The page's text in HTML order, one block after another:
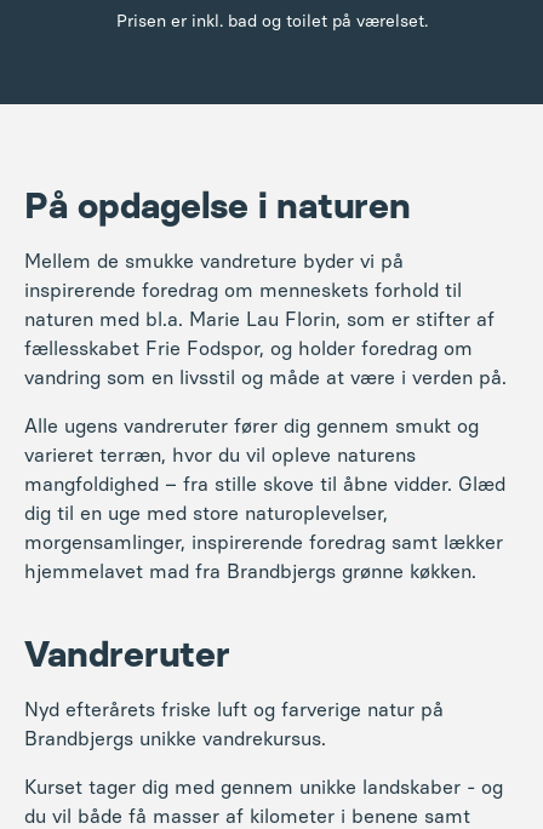
Prisen er inkl. bad og toilet på værelset.
På opdagelse i naturen
Mellem de smukke vandreture byder vi på
inspirerende foredrag om menneskets forhold til
naturen med bl.a. Marie Lau Florin, som er stifter af
fællesskabet Frie Fodspor, og holder foredrag om
vandring som en livsstil og måde at være i verden på.
Alle ugens vandreruter fører dig gennem smukt og
varieret terræn, hvor du vil opleve naturens
mangfoldighed – fra stille skove til åbne vidder. Glæd
dig til en uge med store naturoplevelser,
morgensamlinger, inspirerende foredrag samt lækker
hjemmelavet mad fra Brandbjergs grønne køkken.
Vandreruter
Nyd efterårets friske luft og farverige natur på
Brandbjergs unikke vandrekursus.
Kurset tager dig med gennem unikke landskaber - og
du vil både få masser af kilometer i benene samt